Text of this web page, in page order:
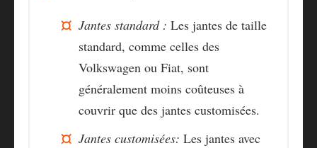
Jantes standard : Les jantes de taille
standard, comme celles des
Volkswagen ou Fiat, sont
généralement moins coûteuses à
couvrir que des jantes customisées.
Jantes customisées: Les jantes avec